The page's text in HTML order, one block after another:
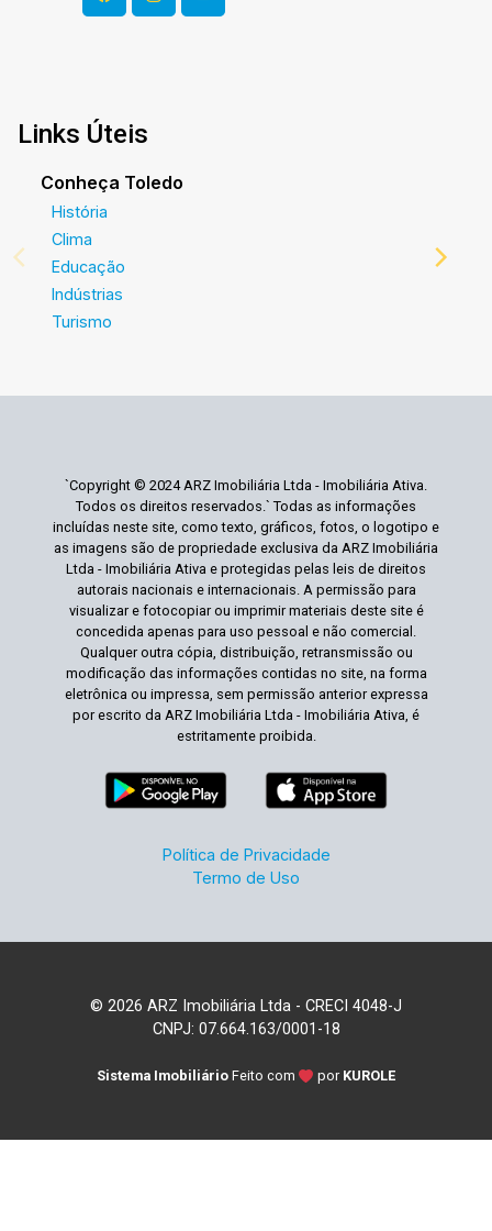
Links Úteis
Conheça Toledo
História
Clima
Educação
Indústrias
Turismo
`Copyright © 2024 ARZ Imobiliária Ltda - Imobiliária Ativa.
Todos os direitos reservados.` Todas as informações
incluídas neste site, como texto, gráficos, fotos, o logotipo e
as imagens são de propriedade exclusiva da ARZ Imobiliária
Ltda - Imobiliária Ativa e protegidas pelas leis de direitos
autorais nacionais e internacionais. A permissão para
visualizar e fotocopiar ou imprimir materiais deste site é
concedida apenas para uso pessoal e não comercial.
Qualquer outra cópia, distribuição, retransmissão ou
modificação das informações contidas no site, na forma
eletrônica ou impressa, sem permissão anterior expressa
por escrito da ARZ Imobiliária Ltda - Imobiliária Ativa, é
estritamente proibida.
Política de Privacidade
Termo de Uso
© 2026 ARZ Imobiliária Ltda - CRECI 4048-J
CNPJ: 07.664.163/0001-18
Sistema Imobiliário Feito com por KUROLE